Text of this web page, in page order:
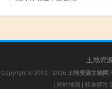
土地资
Copyright © 2012 - 2026 土地资源文秘网
| 网站地图 | 疑难解答